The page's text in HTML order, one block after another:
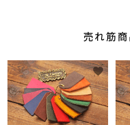
売れ筋商
favorite